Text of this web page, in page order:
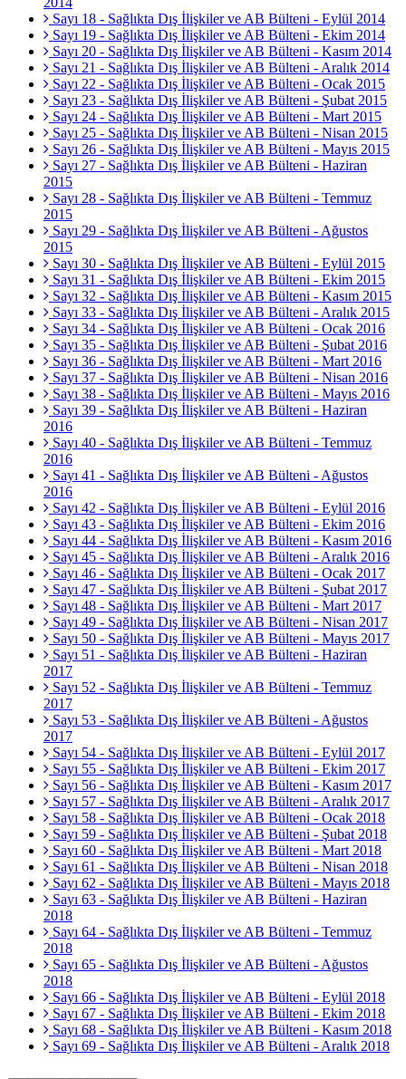
Sayı 18 - Sağlıkta Dış İlişkiler ve AB Bülteni - Eylül 2014
Sayı 19 - Sağlıkta Dış İlişkiler ve AB Bülteni - Ekim 2014
Sayı 20 - Sağlıkta Dış İlişkiler ve AB Bülteni - Kasım 2014
Sayı 21 - Sağlıkta Dış İlişkiler ve AB Bülteni - Aralık 2014
Sayı 22 - Sağlıkta Dış İlişkiler ve AB Bülteni - Ocak 2015
Sayı 23 - Sağlıkta Dış İlişkiler ve AB Bülteni - Şubat 2015
Sayı 24 - Sağlıkta Dış İlişkiler ve AB Bülteni - Mart 2015
Sayı 25 - Sağlıkta Dış İlişkiler ve AB Bülteni - Nisan 2015
Sayı 26 - Sağlıkta Dış İlişkiler ve AB Bülteni - Mayıs 2015
Sayı 27 - Sağlıkta Dış İlişkiler ve AB Bülteni - Haziran
2015
Sayı 28 - Sağlıkta Dış İlişkiler ve AB Bülteni - Temmuz
2015
Sayı 29 - Sağlıkta Dış İlişkiler ve AB Bülteni - Ağustos
2015
Sayı 30 - Sağlıkta Dış İlişkiler ve AB Bülteni - Eylül 2015
Sayı 31 - Sağlıkta Dış İlişkiler ve AB Bülteni - Ekim 2015
Sayı 32 - Sağlıkta Dış İlişkiler ve AB Bülteni - Kasım 2015
Sayı 33 - Sağlıkta Dış İlişkiler ve AB Bülteni - Aralık 2015
Sayı 34 - Sağlıkta Dış İlişkiler ve AB Bülteni - Ocak 2016
Sayı 35 - Sağlıkta Dış İlişkiler ve AB Bülteni - Şubat 2016
Sayı 36 - Sağlıkta Dış İlişkiler ve AB Bülteni - Mart 2016
Sayı 37 - Sağlıkta Dış İlişkiler ve AB Bülteni - Nisan 2016
Sayı 38 - Sağlıkta Dış İlişkiler ve AB Bülteni - Mayıs 2016
Sayı 39 - Sağlıkta Dış İlişkiler ve AB Bülteni - Haziran
2016
Sayı 40 - Sağlıkta Dış İlişkiler ve AB Bülteni - Temmuz
2016
Sayı 41 - Sağlıkta Dış İlişkiler ve AB Bülteni - Ağustos
2016
Sayı 42 - Sağlıkta Dış İlişkiler ve AB Bülteni - Eylül 2016
Sayı 43 - Sağlıkta Dış İlişkiler ve AB Bülteni - Ekim 2016
Sayı 44 - Sağlıkta Dış İlişkiler ve AB Bülteni - Kasım 2016
Sayı 45 - Sağlıkta Dış İlişkiler ve AB Bülteni - Aralık 2016
Sayı 46 - Sağlıkta Dış İlişkiler ve AB Bülteni - Ocak 2017
Sayı 47 - Sağlıkta Dış İlişkiler ve AB Bülteni - Şubat 2017
Sayı 48 - Sağlıkta Dış İlişkiler ve AB Bülteni - Mart 2017
Sayı 49 - Sağlıkta Dış İlişkiler ve AB Bülteni - Nisan 2017
Sayı 50 - Sağlıkta Dış İlişkiler ve AB Bülteni - Mayıs 2017
Sayı 51 - Sağlıkta Dış İlişkiler ve AB Bülteni - Haziran
2017
Sayı 52 - Sağlıkta Dış İlişkiler ve AB Bülteni - Temmuz
2017
Sayı 53 - Sağlıkta Dış İlişkiler ve AB Bülteni - Ağustos
2017
Sayı 54 - Sağlıkta Dış İlişkiler ve AB Bülteni - Eylül 2017
Sayı 55 - Sağlıkta Dış İlişkiler ve AB Bülteni - Ekim 2017
Sayı 56 - Sağlıkta Dış İlişkiler ve AB Bülteni - Kasım 2017
Sayı 57 - Sağlıkta Dış İlişkiler ve AB Bülteni - Aralık 2017
Sayı 58 - Sağlıkta Dış İlişkiler ve AB Bülteni - Ocak 2018
Sayı 59 - Sağlıkta Dış İlişkiler ve AB Bülteni - Şubat 2018
Sayı 60 - Sağlıkta Dış İlişkiler ve AB Bülteni - Mart 2018
Sayı 61 - Sağlıkta Dış İlişkiler ve AB Bülteni - Nisan 2018
Sayı 62 - Sağlıkta Dış İlişkiler ve AB Bülteni - Mayıs 2018
Sayı 63 - Sağlıkta Dış İlişkiler ve AB Bülteni - Haziran
2018
Sayı 64 - Sağlıkta Dış İlişkiler ve AB Bülteni - Temmuz
2018
Sayı 65 - Sağlıkta Dış İlişkiler ve AB Bülteni - Ağustos
2018
Sayı 66 - Sağlıkta Dış İlişkiler ve AB Bülteni - Eylül 2018
Sayı 67 - Sağlıkta Dış İlişkiler ve AB Bülteni - Ekim 2018
Sayı 68 - Sağlıkta Dış İlişkiler ve AB Bülteni - Kasım 2018
Sayı 69 - Sağlıkta Dış İlişkiler ve AB Bülteni - Aralık 2018